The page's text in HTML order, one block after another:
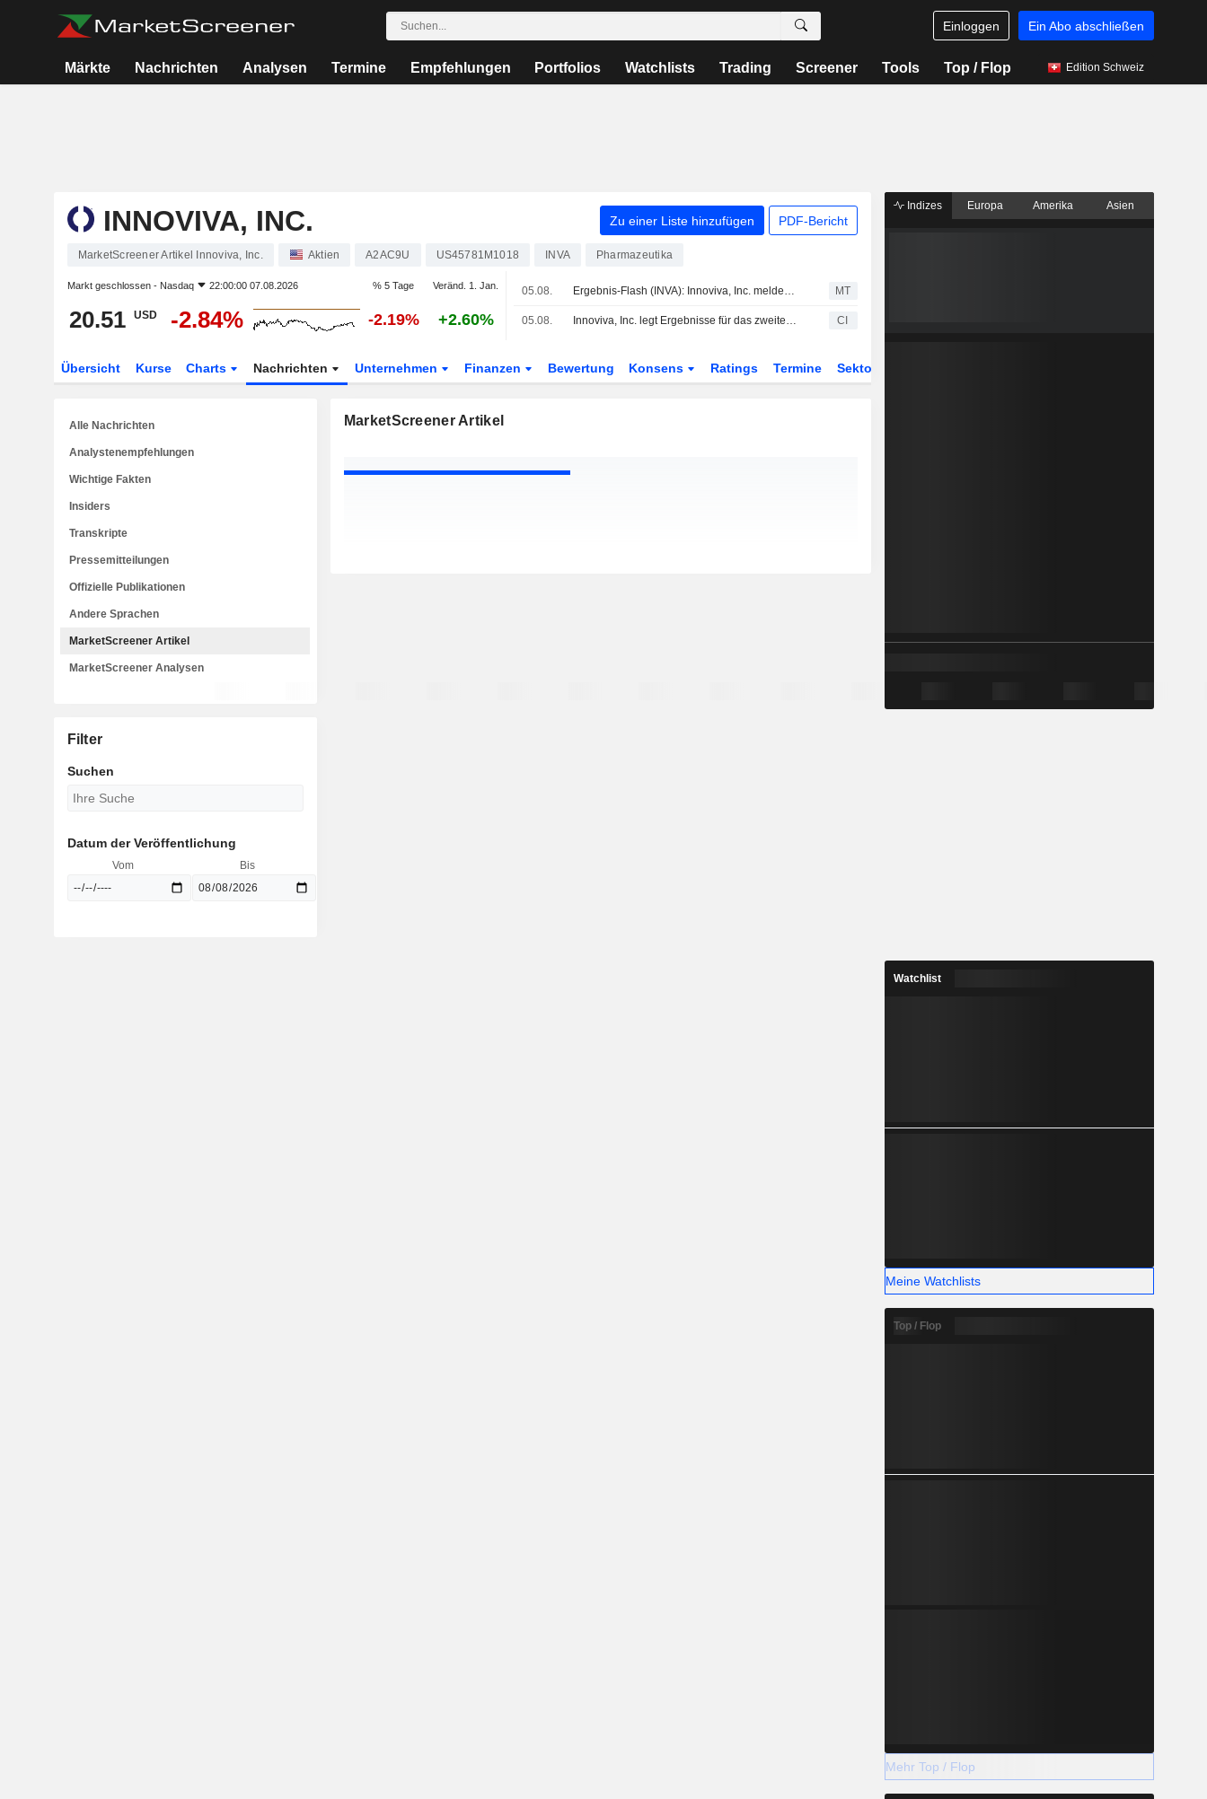
Einloggen Ein Abo abschließen
Märkte Nachrichten Analysen Termine Empfehlungen Portfolios Watchlists Trading Screener Tools Top / Flop Edition Schweiz
INNOVIVA, INC. Zu einer Liste hinzufügen PDF-Bericht
MarketScreener Artikel Innoviva, Inc. Aktien A2AC9U US45781M1018 INVA Pharmazeutika
Markt geschlossen - Nasdaq 22:00:00 07.08.2026 % 5 Tage Veränd. 1. Jan.
20.51 USD -2.84% -2.19% +2.60%
05.08. Ergebnis-Flash (INVA): Innoviva, Inc. meldet für Q2 einen Umsatz von 119,6 Mio. USD, gegenüber FactSet-Schätzung von 111,0 Mio. USD MT
05.08. Innoviva, Inc. legt Ergebnisse für das zweite Quartal und die ersten sechs Monate bis zum 30. Juni 2026 vor CI
Übersicht Kurse Charts Nachrichten Unternehmen Finanzen Bewertung Konsens Ratings Termine Sektor
MarketScreener Artikel
Alle Nachrichten
Analystenempfehlungen
Wichtige Fakten
Insiders
Transkripte
Pressemitteilungen
Offizielle Publikationen
Andere Sprachen
MarketScreener Artikel
MarketScreener Analysen
Filter
Suchen
Datum der Veröffentlichung
Vom Bis
Indizes Europa Amerika Asien
Watchlist
Meine Watchlists
Top / Flop
Mehr Top / Flop